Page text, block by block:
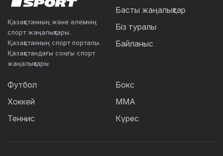
Қазақстанның және әлемнің
спорт жаңалықтары.
Қазақстанның спорт порталы.
Қазақстандағы соңғы спорт
жаңалықтары
Басты жаңалықтар
Біз туралы
Байланыс
Футбол
Хоккей
Теннис
Бокс
ММА
Күрес